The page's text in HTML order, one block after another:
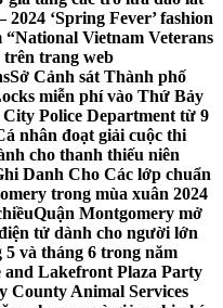
‘Spring Fever’ fashion
“National Vietnam Veterans
trên trang web
Sở Cảnh sát Thành phố
miễn phí vào Thứ Bảy
Police Department từ 9
nhân đoạt giải cuộc thi
cho thanh thiếu niên
Danh Cho Các lớp chuẩn
trong mùa xuân 2024
Quận Montgomery mở
tử dành cho người lớn
và tháng 6 trong năm
and Lakefront Plaza Party
County Animal Services